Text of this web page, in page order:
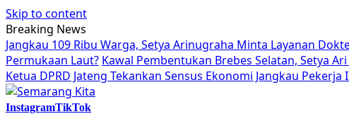
Skip to content
Breaking News
Jangkau 109 Ribu Warga, Setya Arinugraha Minta Layanan
Permukaan Laut? Kawal Pembentukan Brebes Selatan, Setya
Ketua DPRD Jateng Tekankan Sensus Ekonomi Jangkau
InstagramTikTok